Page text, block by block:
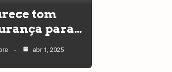
tom
para…
abr 1, 2025